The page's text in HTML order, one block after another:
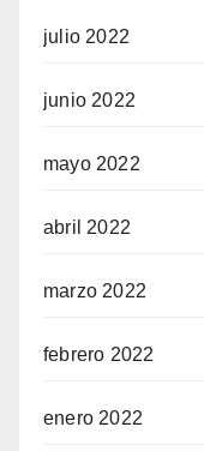
julio 2022
junio 2022
mayo 2022
abril 2022
marzo 2022
febrero 2022
enero 2022